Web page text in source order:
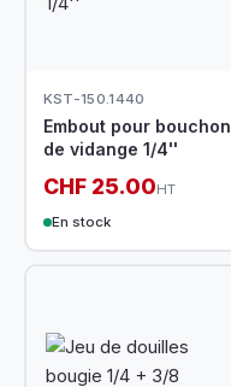
KST-150.1440
Embout pour bouchon
de vidange 1/4''
CHF 25.00HT
En stock